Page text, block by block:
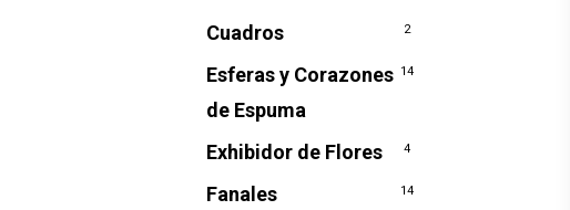
Cuadros 2
Esferas y Corazones
de Espuma
14
Exhibidor de Flores 4
Fanales 14